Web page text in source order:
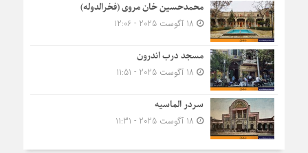
محمدحسین خان مروی (فخرالدوله)
مسجد درب اندرون
سردر الماسیه